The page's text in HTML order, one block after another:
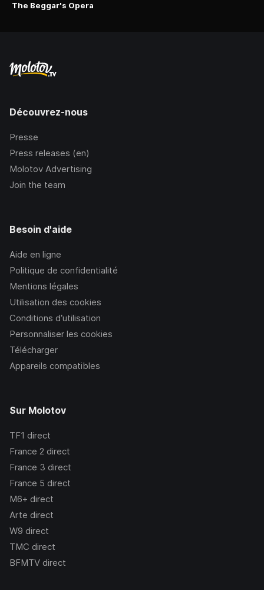
The Beggar's Opera
Découvrez-nous
Presse
Press releases (en)
Molotov Advertising
Join the team
Besoin d'aide
Aide en ligne
Politique de confidentialité
Mentions légales
Utilisation des cookies
Conditions d’utilisation
Personnaliser les cookies
Télécharger
Appareils compatibles
Sur Molotov
TF1 direct
France 2 direct
France 3 direct
France 5 direct
M6+ direct
Arte direct
W9 direct
TMC direct
BFMTV direct